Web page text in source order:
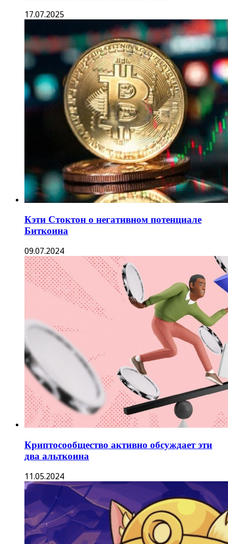
17.07.2025
Кэти Стоктон о негативном потенциале
Биткоина
09.07.2024
Криптосообщество активно обсуждает эти
два альткоина
11.05.2024